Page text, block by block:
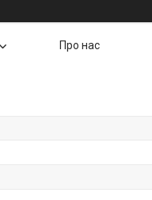
Про нас